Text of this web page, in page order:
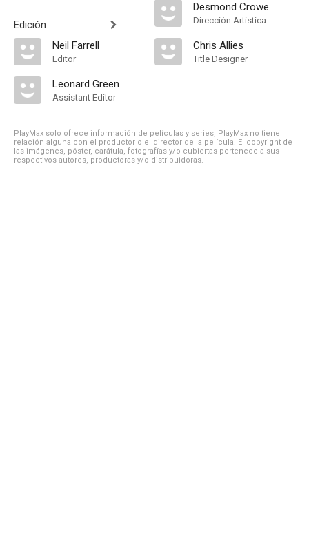
Edición
Neil Farrell
Editor
Leonard Green
Assistant Editor
Desmond Crowe
Dirección Artística
Chris Allies
Title Designer
PlayMax solo ofrece información de películas y series, PlayMax no tiene
relación alguna con el productor o el director de la película. El copyright de
las imágenes, póster, carátula, fotografías y/o cubiertas pertenece a sus
respectivos autores, productoras y/o distribuidoras.